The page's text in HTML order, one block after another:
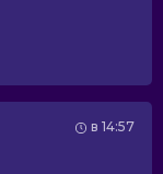
в 14:57